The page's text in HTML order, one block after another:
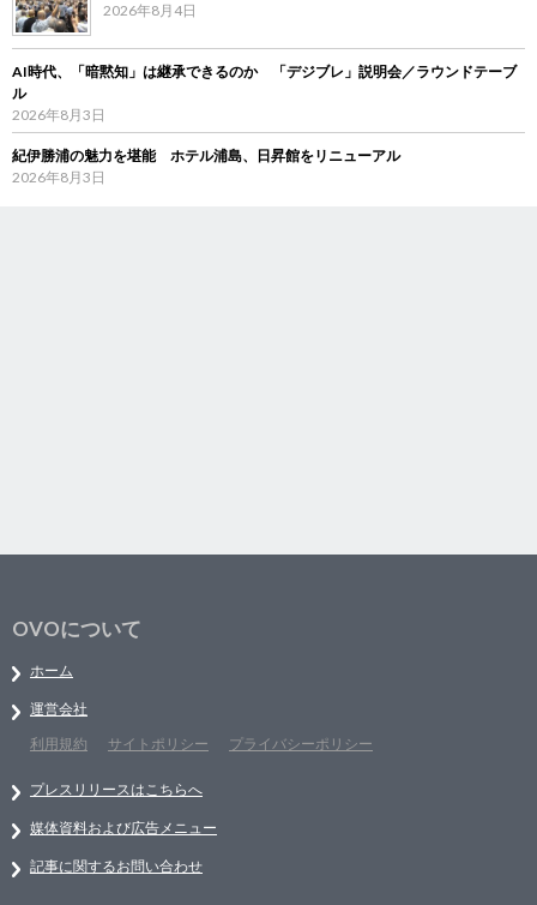
2026年8月4日
AI時代、「暗黙知」は継承できるのか 「デジブレ」説明会／ラウンドテーブ
ル
2026年8月3日
紀伊勝浦の魅力を堪能 ホテル浦島、日昇館をリニューアル
2026年8月3日
OVOについて
ホーム
運営会社
利用規約
サイトポリシー プライバシーポリシー
プレスリリースはこちらへ
媒体資料および広告メニュー
記事に関するお問い合わせ